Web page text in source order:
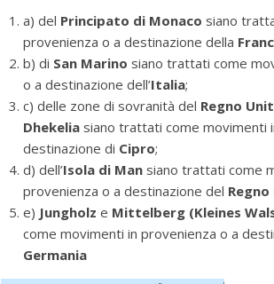
a) del Principato di Monaco siano
provenienza o a destinazione della
b) di San Marino siano trattati come
o a destinazione dell’Italia;
c) delle zone di sovranità del Regno
Dhekelia siano trattati come movimenti
destinazione di Cipro;
d) dell’Isola di Man siano trattati come
provenienza o a destinazione del
e) Jungholz e Mittelberg (Kleines
come movimenti in provenienza o a
Germania